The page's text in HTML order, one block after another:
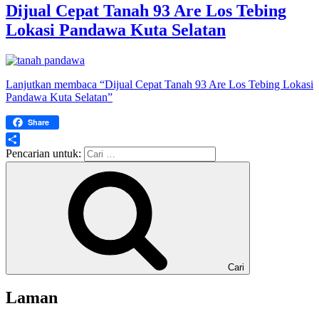
Dijual Cepat Tanah 93 Are Los Tebing
Lokasi Pandawa Kuta Selatan
Lanjutkan membaca “Dijual Cepat Tanah 93 Are Los Tebing Lokasi
Pandawa Kuta Selatan”
Share
Share
Pencarian untuk:
Cari
Laman